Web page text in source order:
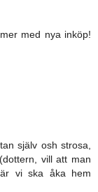
med nya inköp!
själv osh strosa,
vill att man
vi ska åka hem